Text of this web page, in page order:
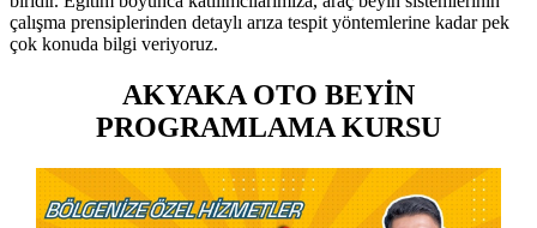
çalışma prensiplerinden detaylı arıza tespit yöntemlerine kadar pek
çok konuda bilgi veriyoruz.
AKYAKA OTO BEYİN
PROGRAMLAMA KURSU